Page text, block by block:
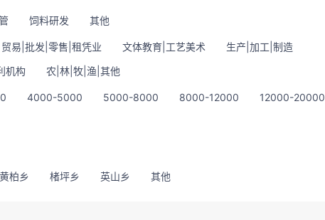
饲料研发 其他
贸易|批发|零售|租凭业 文体教育|工艺美术
生产|加工|制造
机构 农|林|牧|渔|其他
4000-5000 5000-8000 8000-12000 12000-20000
黄柏乡 楮坪乡 英山乡 其他